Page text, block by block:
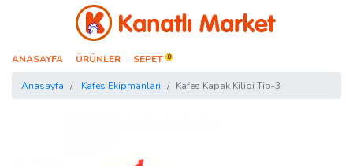
Kanatlı Market
ANASAYFA ÜRÜNLER SEPET 0
Anasayfa Kafes Ekipmanları Kafes Kapak Kilidi Tip-3